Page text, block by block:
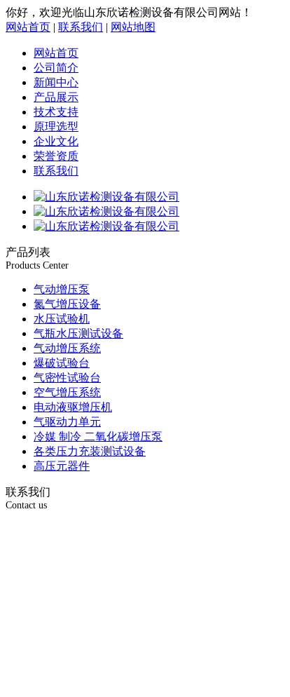
你好，欢迎光临山东欣诺检测设备有限公司网站！
网站首页 | 联系我们 | 网站地图
网站首页
公司简介
新闻中心
产品展示
技术支持
原理选型
企业文化
荣誉资质
联系我们
产品列表
Products Center
气动增压泵
氮气增压设备
水压试验机
气瓶水压测试设备
气动增压系统
爆破试验台
气密性试验台
空气增压系统
电动液驱增压机
气驱动力单元
冷媒 制冷 二氧化碳增压泵
各类压力充装测试设备
高压元器件
联系我们
Contact us